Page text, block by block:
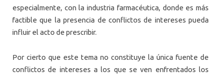
especialmente, con la industria farmacéutica, donde es más
factible que la presencia de conflictos de intereses pueda
influir el acto de prescribir.
Por cierto que este tema no constituye la única fuente de
conflictos de intereses a los que se ven enfrentados los